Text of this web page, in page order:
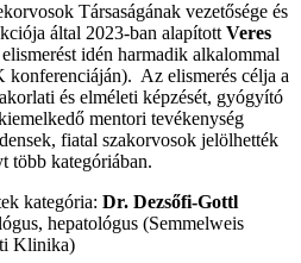
Társaságának vezetősége és
által 2023-ban alapított Veres
idén harmadik alkalommal
Az elismerés célja a
és elméleti képzését, gyógyító
mentori tevékenység
fiatal szakorvosok jelölhették
több kategóriában.
kategória: Dr. Dezsőfi-Gottl
hepatológus (Semmelweis
Klinika)